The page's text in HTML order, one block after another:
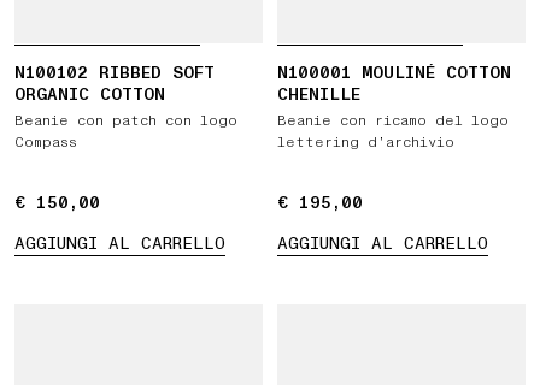
N100102 RIBBED SOFT
ORGANIC COTTON
Beanie con patch con logo
Compass
€ 150,00
€ 150,00
AGGIUNGI AL CARRELLO
N100001 MOULINÉ COTTON
CHENILLE
Beanie con ricamo del logo
lettering d’archivio
€ 195,00
€ 195,00
AGGIUNGI AL CARRELLO